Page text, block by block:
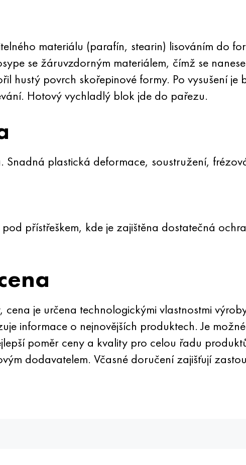
materiálu (parafín, stearin) lisováním do
se žáruvzdorným materiálem, čímž se
hustý povrch skořepinové formy. Po vysušení
Hotový vychladlý blok jde do pařezu.
Snadná plastická deformace, soustružení,
přístřeškem, kde je zajištěna dostatečná
je určena technologickými vlastnostmi
informace o nejnovějších produktech. Je
poměr ceny a kvality pro celou řadu
dodavatelem. Včasné doručení zajišťují